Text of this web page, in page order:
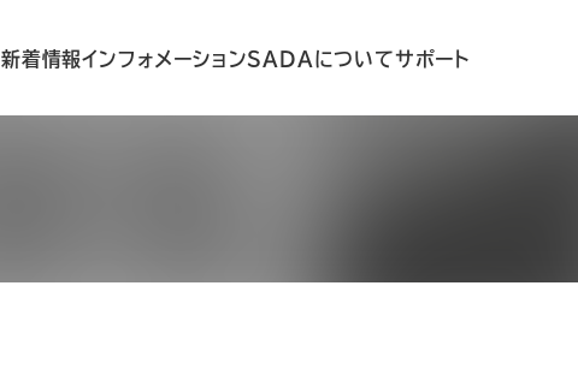
新着情報インフォメーションSADAについてサポート